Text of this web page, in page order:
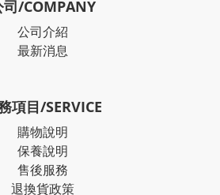
司/COMPANY
公司介紹
最新消息
項目/SERVICE
購物說明
保養說明
售後服務
退換貨政策